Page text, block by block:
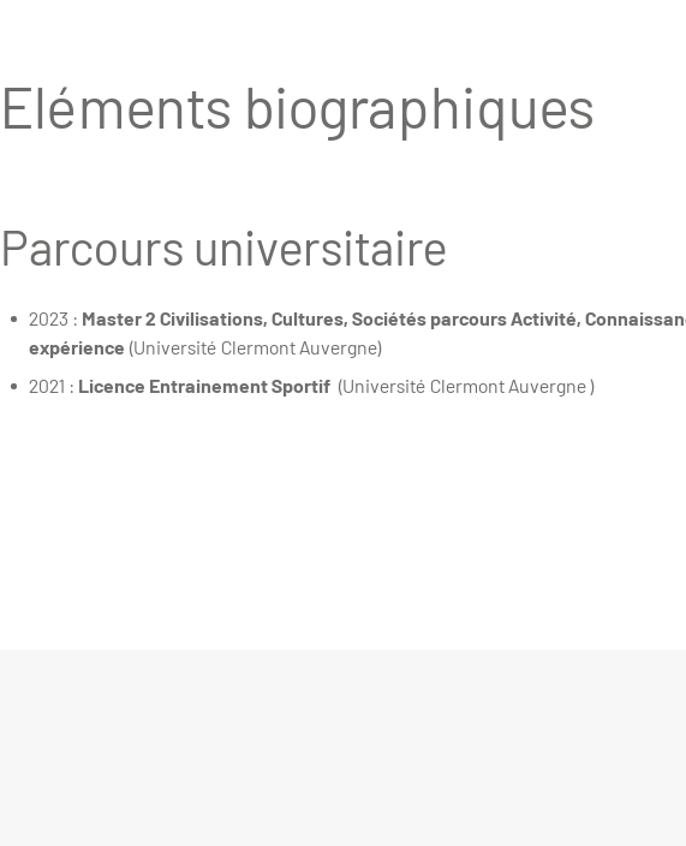
Eléments biographiques
Parcours universitaire
2023 : Master 2 Civilisations, Cultures, Sociétés parcours Activité,
expérience (Université Clermont Auvergne)
2021 : Licence Entrainement Sportif (Université Clermont Auvergne )